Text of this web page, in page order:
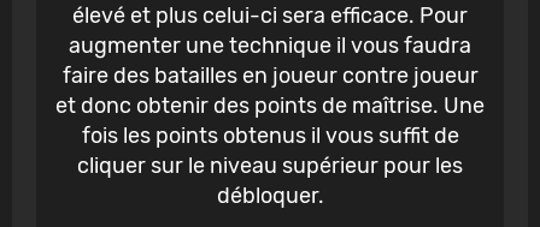
élevé et plus celui-ci sera efficace. Pour
augmenter une technique il vous faudra
faire des batailles en joueur contre joueur
et donc obtenir des points de maîtrise. Une
fois les points obtenus il vous suffit de
cliquer sur le niveau supérieur pour les
débloquer.